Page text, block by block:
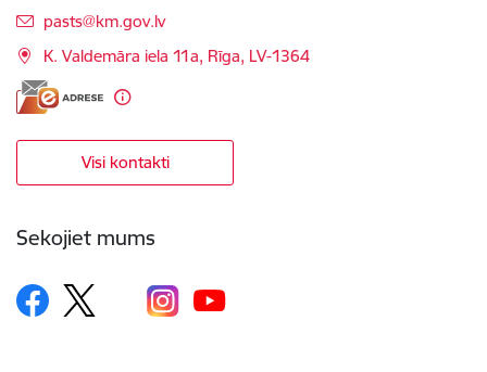
E-pasts:
pasts@km.gov.lv
K. Valdemāra iela 11a, Rīga, LV-1364
Visi kontakti
Sekojiet mums